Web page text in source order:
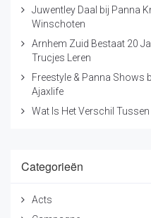
Juwentley Daal bij Panna
Winschoten
Arnhem Zuid Bestaat 20
Trucjes Leren
Freestyle & Panna Shows
Ajaxlife
Wat Is Het Verschil
Categorieën
Acts